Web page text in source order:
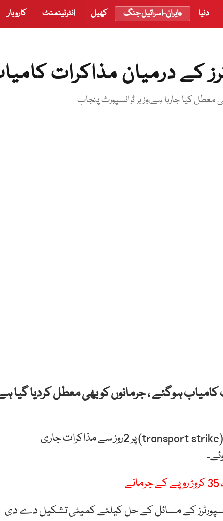
دنیا ایران-اسرائیل جنگ کھیل انٹرٹینمنٹ کاروبار
کے درمیان مذاکرات
کامیاب ہوگئے ، جرمانوں کو بھی معطل کردیا گیا
وزیر ٹرانسپورٹ پنجاب کا کہنا تھا کہ ٹرانسپورٹرز کی ہڑتال(transport strike) پر 2روز سے مذاکرات جاری
ہیں،ٹرانسپورٹرز کے مسائل کے حل کیلئے کمیٹی تشکیل دے دی